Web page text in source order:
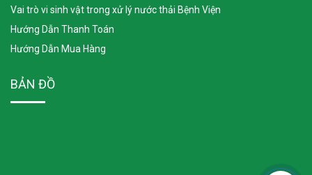
Vai trò vi sinh vật trong xử lý nước thải Bệnh Viện
Hướng Dẫn Thanh Toán
Hướng Dẫn Mua Hàng
BẢN ĐỒ